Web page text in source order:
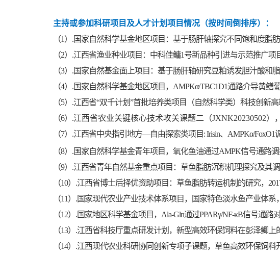
主持或参加科研项目及人才计划项目情况（按时间倒排序）：
（1）.国家自然科学基金地区项目：基于肠肝轴探究不同饱和度脂
（2）.江西省渔业种业项目：中科佳鳙1号新品种引进与示范推广项目
（3）.国家自然基金面上项目：基于肠肝轴研究豆粕诱发胆汁酸和
（4）.国家自然科学基金地区项目，AMPKα/TBC1D1通路介导黄鳝
（5）.江西省“双千计划”首批培养类项目（自然科学类）科技创新高
（6）.江西省农业关键核心技术攻关课题二（JXNK20230502），
（7）.江西省中央指引地方—自由探索类项目: Irisin、AMPKα/FoxO1
（8）.国家自然科学基金青年项目，氧化鱼油通过AMPK信号通路调
（9）.江西省青年自然基金重点项目：草鱼脂肪沉积机理探究及其调
（10）.江西省博士后择优资助项目：草鱼脂肪转运机制的研究，
（11）.国家现代农业产业技术体系项目，国家特色淡水鱼产业体系
（12）.国家地区科学基金项目，Ala-Gln通过PPARγ/NF-κB信号通
（13）.江西省科技厅重点研发计划，新型高效环保饲料在彭泽鲫上
（14）.江西现代农业科研协同创新专项子课题，草鱼高效环保饲料